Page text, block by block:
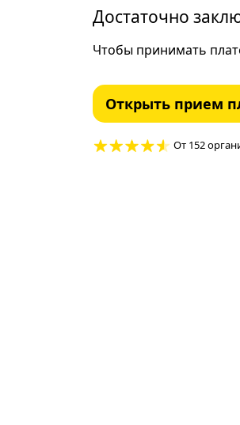
Достаточно
Чтобы принимать
Открыть прием
От 152